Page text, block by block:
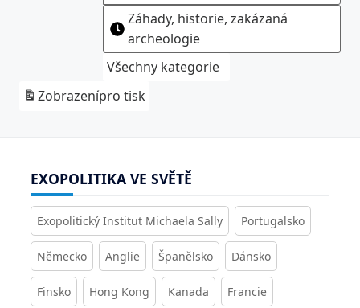
Záhady, historie, zakázaná
archeologie
Všechny kategorie
Zobrazenípro tisk
EXOPOLITIKA VE SVĚTĚ
Exopolitický Institut Michaela Sally Portugalsko
Německo Anglie Španělsko Dánsko
Finsko Hong Kong Kanada Francie